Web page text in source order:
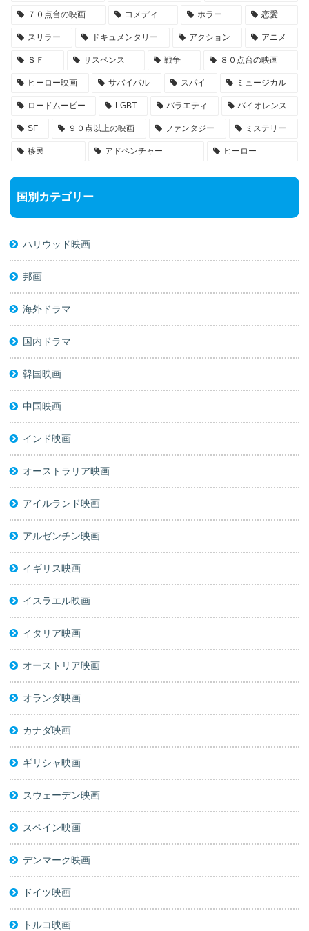
７０点台の映画 コメディ ホラー 恋愛
スリラー ドキュメンタリー アクション アニメ
ＳＦ サスペンス 戦争 ８０点台の映画
ヒーロー映画 サバイバル スパイ ミュージカル
ロードムービー LGBT バラエティ バイオレンス
SF ９０点以上の映画 ファンタジー ミステリー
移民 アドベンチャー ヒーロー
国別カテゴリー
ハリウッド映画
邦画
海外ドラマ
国内ドラマ
韓国映画
中国映画
インド映画
オーストラリア映画
アイルランド映画
アルゼンチン映画
イギリス映画
イスラエル映画
イタリア映画
オーストリア映画
オランダ映画
カナダ映画
ギリシャ映画
スウェーデン映画
スペイン映画
デンマーク映画
ドイツ映画
トルコ映画